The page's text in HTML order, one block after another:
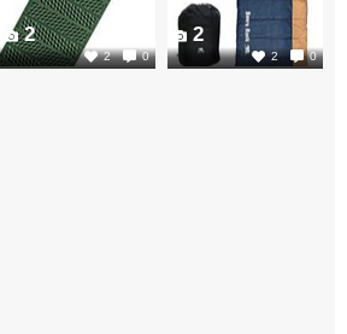
2 0
2
2 0
2